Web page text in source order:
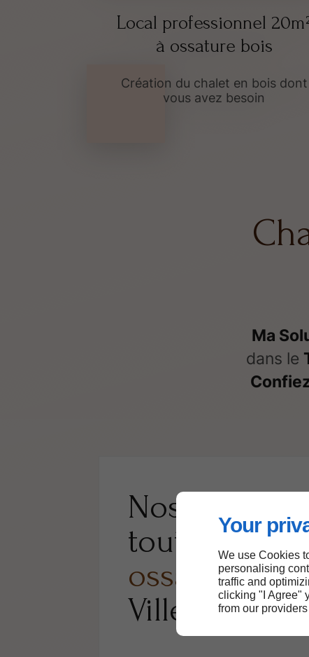
Your
We use Cookies
personalising
traffic and
clicking "I Agree"
from our providers
Local professionnel
à ossature bois
Création du chalet en bois dont
vous avez besoin
Ma
dans le
Nos services
toute
ossature
Villebrumier